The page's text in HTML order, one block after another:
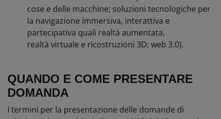
cose e delle macchine; soluzioni tecnologiche per
la navigazione immersiva, interattiva e
partecipativa quali realtà aumentata,
realtà virtuale e ricostruzioni 3D; web 3.0).
QUANDO E COME PRESENTARE
DOMANDA
I termini per la presentazione delle domande di